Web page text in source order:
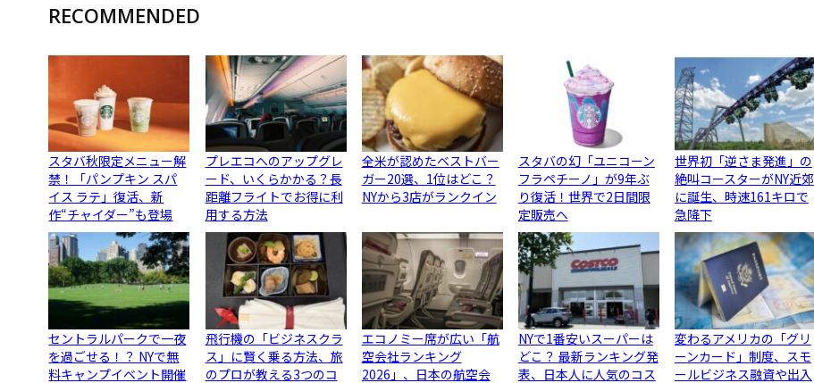
RECOMMENDED
スタバ秋限定メニュー解
禁！「パンプキン スパ
イス ラテ」復活、新
作“チャイダー”も登場
プレエコへのアップグレ
ード、いくらかかる？長
距離フライトでお得に利
用する方法
全米が認めたベストバー
ガー20選、1位はどこ？
NYから3店がランクイン
スタバの幻「ユニコーン
フラペチーノ」が9年ぶ
り復活！世界で2日間限
定販売へ
世界初「逆さま発進」の
絶叫コースターがNY近郊
に誕生、時速161キロで
急降下
セントラルパークで一夜
を過ごせる！？ NYで無
料キャンプイベント開催
飛行機の「ビジネスクラ
ス」に賢く乗る方法、旅
のプロが教える3つのコ
エコノミー席が広い「航
空会社ランキング
2026」、日本の航空会
NYで1番安いスーパーは
どこ？ 最新ランキング発
表、日本人に人気のコス
変わるアメリカの「グリ
ーンカード」制度、スモ
ールビジネス融資や出入